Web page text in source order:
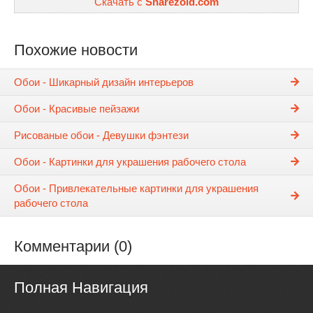
Похожие новости
Обои - Шикарный дизайн интерьеров
Обои - Красивые пейзажи
Рисованые обои - Девушки фэнтези
Обои - Картинки для украшения рабочего стола
Обои - Привлекательные картинки для украшения
рабочего стола
Комментарии (0)
Полная Навигация